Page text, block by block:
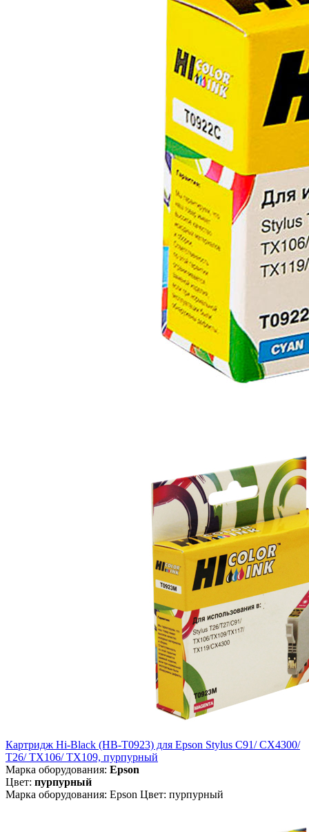
Картридж Hi-Black (HB-T0923) для Epson Stylus C91/ CX4300/
T26/ TX106/ TX109, пурпурный
Марка оборудования: Epson
Цвет: пурпурный
Марка оборудования: Epson Цвет: пурпурный